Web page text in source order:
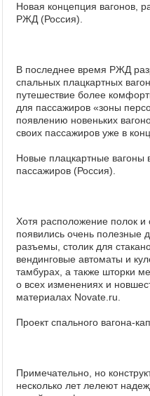
Новая концепция вагонов,
РЖД (Россия).
В последнее время РЖД
спальных плацкартных
путешествие более
для пассажиров «зоны
появлению новеньких
своих пассажиров уже в
Новые плацкартные вагоны
пассажиров (Россия).
Хотя расположение полок
появились очень полезные
разъемы, столик для
вендинговые автоматы и
тамбурах, а также шторки
о всех изменениях и
материалах Novate.ru.
Проект спального вагона-
Примечательно, но
несколько лет лелеют